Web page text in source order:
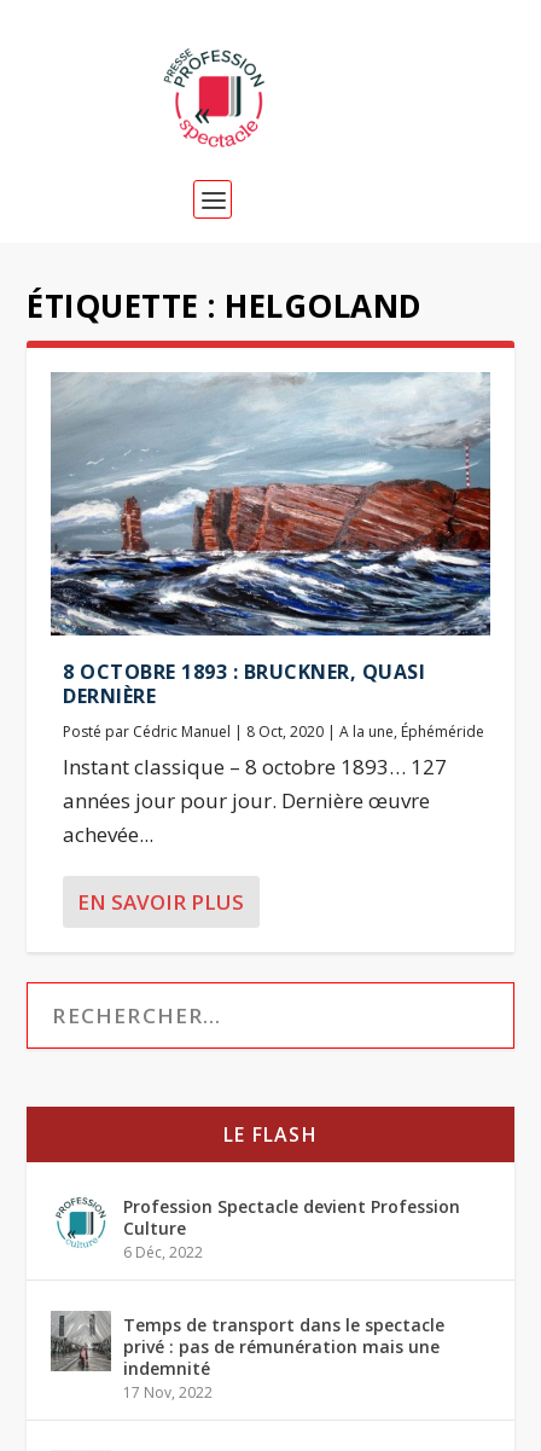
ÉTIQUETTE : HELGOLAND
8 OCTOBRE 1893 : BRUCKNER, QUASI
DERNIÈRE
Posté par Cédric Manuel | 8 Oct, 2020 |A la une, Éphéméride
Instant classique – 8 octobre 1893… 127
années jour pour jour. Dernière œuvre
achevée...
EN SAVOIR PLUS
LE FLASH
Profession Spectacle devient Profession
Culture
6 Déc, 2022
Temps de transport dans le spectacle
privé : pas de rémunération mais une
indemnité
17 Nov, 2022